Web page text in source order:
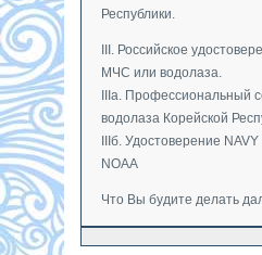
Республики.
III. Российское
МЧС или водолаза.
IIIа. Профессиональный
водолаза Корейской
IIIб. Удостоверение
NOAA
Что Вы будите делать